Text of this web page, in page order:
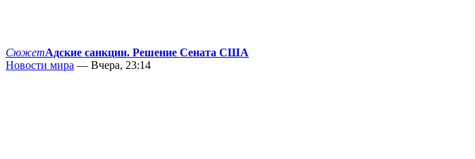
СюжетАдские санкции. Решение Сената США
Новости мира — Вчера, 23:14